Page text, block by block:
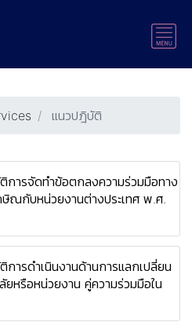
แนวปฎิบัติ
การจัดทำข้อตกลงความร่วมมือทาง
ษิณกับหน่วยงานต่างประเทศ พ.ศ.
การดำเนินงานด้านการแลกเปลี่ยน
หรือหน่วยงาน คู่ความร่วมมือใน